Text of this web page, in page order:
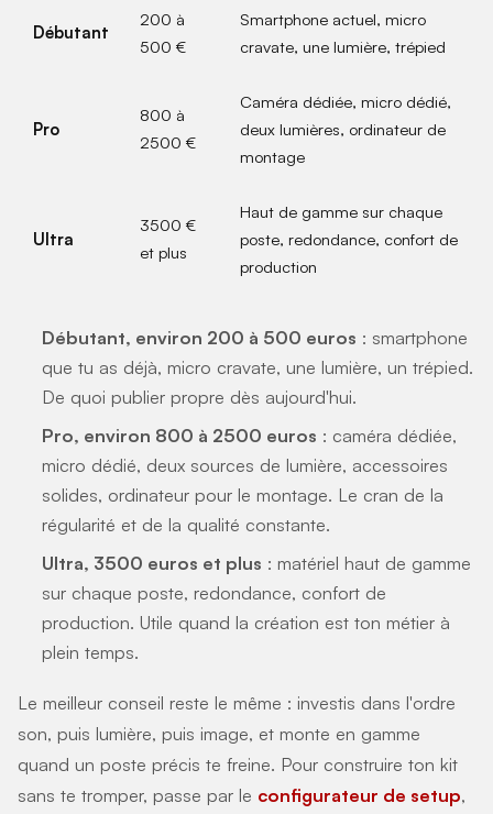
Débutant
200 à
500 €
Smartphone actuel, micro
cravate, une lumière, trépied
Pro
800 à
2500 €
Caméra dédiée, micro dédié,
deux lumières, ordinateur de
montage
Ultra
3500 €
et plus
Haut de gamme sur chaque
poste, redondance, confort de
production
Débutant, environ 200 à 500 euros : smartphone
que tu as déjà, micro cravate, une lumière, un trépied.
De quoi publier propre dès aujourd'hui.
Pro, environ 800 à 2500 euros : caméra dédiée,
micro dédié, deux sources de lumière, accessoires
solides, ordinateur pour le montage. Le cran de la
régularité et de la qualité constante.
Ultra, 3500 euros et plus : matériel haut de gamme
sur chaque poste, redondance, confort de
production. Utile quand la création est ton métier à
plein temps.
Le meilleur conseil reste le même : investis dans l'ordre
son, puis lumière, puis image, et monte en gamme
quand un poste précis te freine. Pour construire ton kit
sans te tromper, passe par le configurateur de setup,